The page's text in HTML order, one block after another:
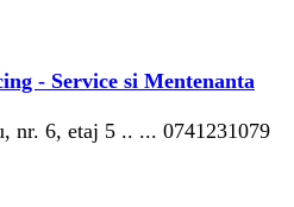
- Service si Mentenanta
nr. 6, etaj 5 .. ... 0741231079